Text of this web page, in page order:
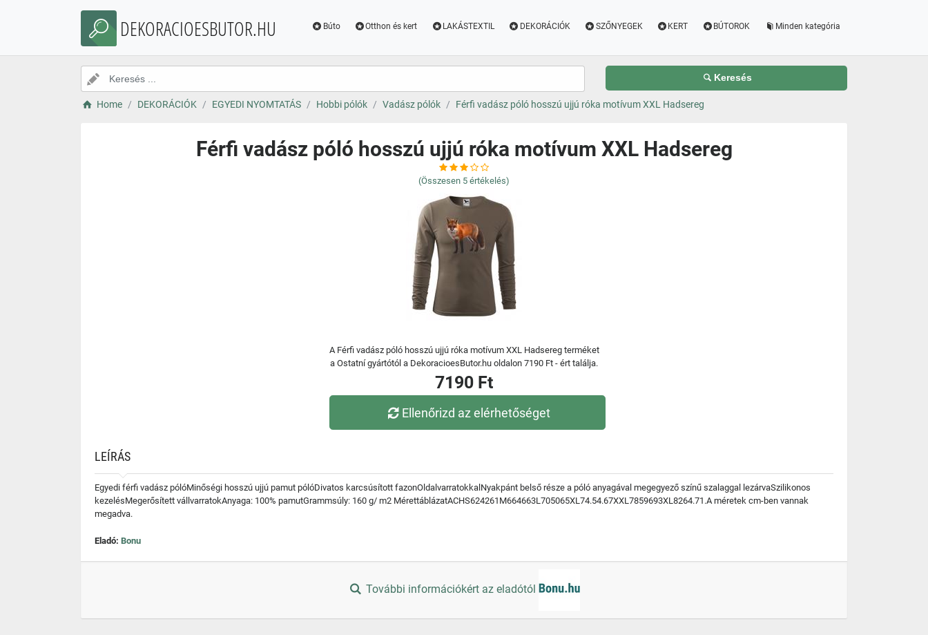
DEKORACIOESBUTOR.HU Búto Otthon és kert LAKÁSTEXTIL DEKORÁCIÓK SZŐNYEGEK KERT BÚTOROK Minden kategória
Keresés
Home DEKORÁCIÓK EGYEDI NYOMTATÁS Hobbi pólók Vadász pólók Férfi vadász póló hosszú ujjú róka motívum XXL Hadsereg
Férfi vadász póló hosszú ujjú róka motívum XXL Hadsereg
(Összesen 5 értékelés)
A Férfi vadász póló hosszú ujjú róka motívum XXL Hadsereg terméket
a Ostatní gyártótól a DekoracioesButor.hu oldalon 7190 Ft - ért találja.
7190 Ft
Ellenőrizd az elérhetőséget
LEÍRÁS
Egyedi férfi vadász pólóMinőségi hosszú ujjú pamut pólóDivatos karcsúsított fazonOldalvarratokkalNyakpánt belső része a póló anyagával megegyező színű szalaggal lezárvaSzilikonos
kezelésMegerősített vállvarratokAnyaga: 100% pamutGrammsúly: 160 g/ m2 MérettáblázatACHS624261M664663L705065XL74.54.67XXL7859693XL8264.71.A méretek cm-ben vannak
megadva.
Eladó: Bonu
További információkért az eladótól